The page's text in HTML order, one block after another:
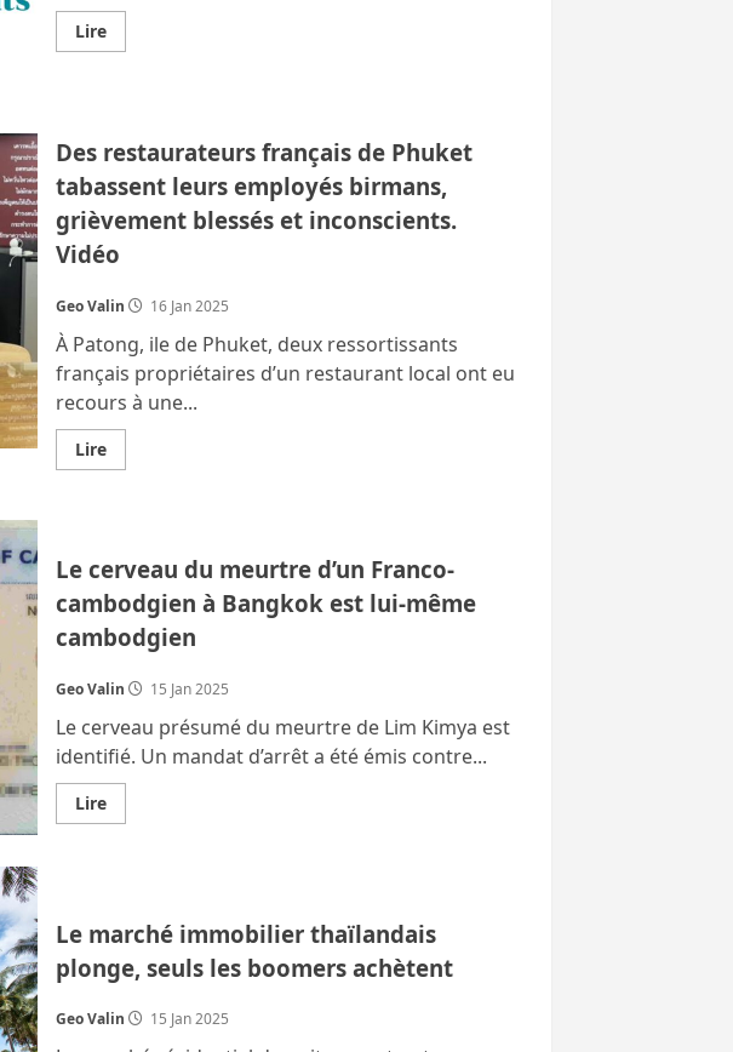
LireEn
savoir
quasi
supprimé.
Le
visa
LTR
moins
difficile
à
pour
rester
en
Thaïlande
Des restaurateurs français de Phuket
tabassent leurs employés birmans,
grièvement blessés et inconscients.
Vidéo
Geo Valin 16 Jan 2025
À Patong, ile de Phuket, deux ressortissants
français propriétaires d’un restaurant local ont eu
recours à une...
LireEn
savoir
de
Phuket
tabassent
leurs
employés
birmans,
blessés
et
inconscients.
Vidéo
Le cerveau du meurtre d’un Franco-
cambodgien à Bangkok est lui-même
cambodgien
Geo Valin 15 Jan 2025
Le cerveau présumé du meurtre de Lim Kimya est
identifié. Un mandat d’arrêt a été émis contre...
LireEn
savoir
meurtre
d’un
cambodgien
à
Bangkok
est
Le marché immobilier thaïlandais
plonge, seuls les boomers achètent
Geo Valin 15 Jan 2025